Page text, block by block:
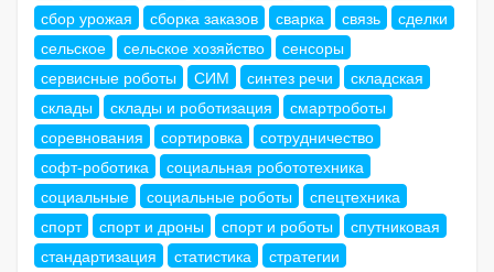
сбор урожая
сборка заказов сварка связь
сделки
сельское
сельское хозяйство
сенсоры
сервисные роботы
СИМ синтез речи
складская
склады
склады и роботизация
смартроботы
соревнования
сортировка
сотрудничество
софт-роботика
социальная робототехника
социальные
социальные роботы
спецтехника
спорт
спорт и дроны спорт и роботы
спутниковая
стандартизация
статистика
стратегии